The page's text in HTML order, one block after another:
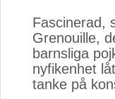
Fascinerad,
Grenouille,
barnsliga
nyfikenhet
tanke på